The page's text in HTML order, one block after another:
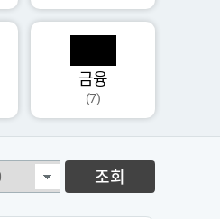
금융
(7)
조회